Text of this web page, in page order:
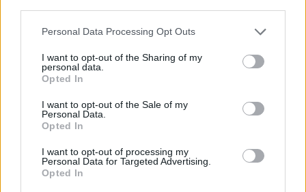
Personal Data Processing Opt Outs
I want to opt-out of the Sharing of my
personal data.
Opted In
I want to opt-out of the Sale of my
Personal Data.
Opted In
I want to opt-out of processing my
Personal Data for Targeted Advertising.
Opted In
Frassino (9)
Gambasca (1)
Genola (67)